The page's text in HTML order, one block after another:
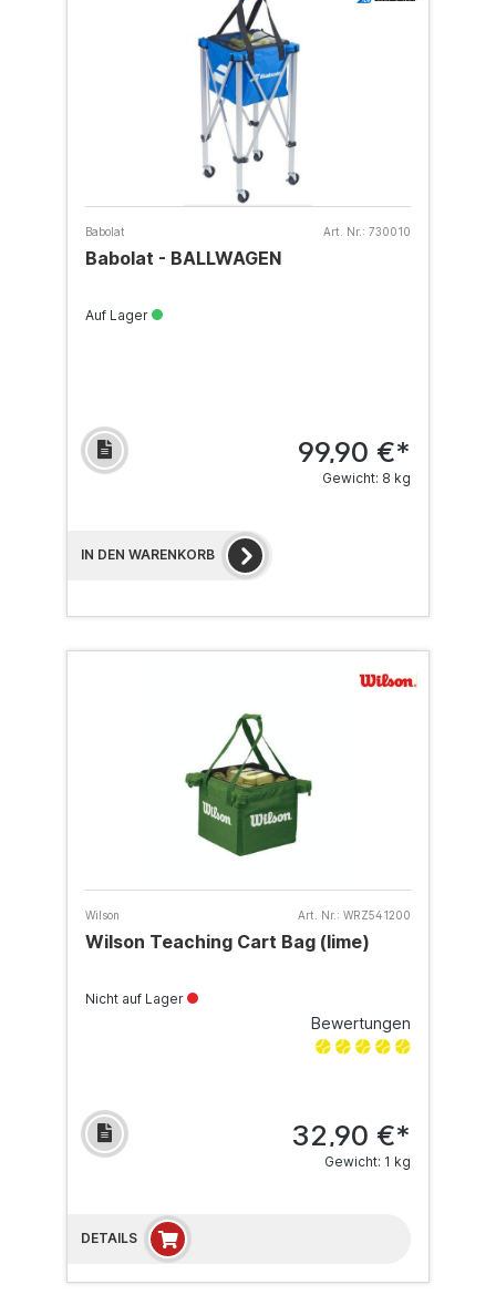
Babolat Art. Nr.: 730010
Babolat - BALLWAGEN
Auf Lager
99,90 €*
Gewicht: 8 kg
IN DEN WARENKORB
Wilson Art. Nr.: WRZ541200
Wilson Teaching Cart Bag (lime)
Nicht auf Lager
Bewertungen
32,90 €*
Gewicht: 1 kg
DETAILS